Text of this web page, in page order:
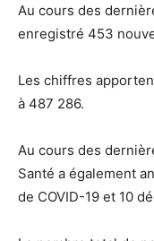
Au cours des
enregistré 453
Les chiffres
à 487 286.
Au cours des
Santé a également
de COVID-19 et 10